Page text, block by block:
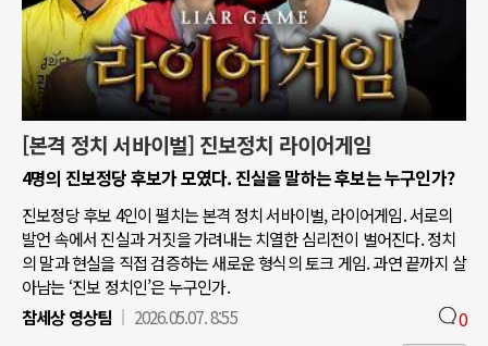
[본격 정치 서바이벌] 진보정치 라이어게임
4명의 진보정당 후보가 모였다. 진실을 말하는 후보는 누구인가?
진보정당 후보 4인이 펼치는 본격 정치 서바이벌, 라이어게임. 서로의
발언 속에서 진실과 거짓을 가려내는 치열한 심리전이 벌어진다. 정치
의 말과 현실을 직접 검증하는 새로운 형식의 토크 게임. 과연 끝까지 살
아남는 ‘진보 정치인’은 누구인가.
참세상 영상팀
2026.05.07. 8:55 0